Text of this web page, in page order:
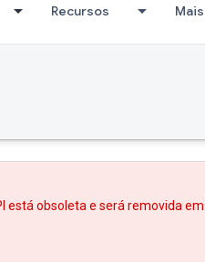
Recursos Mais
está obsoleta e será removida